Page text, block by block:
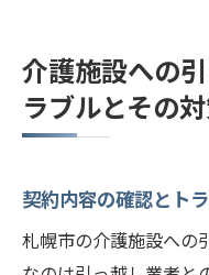
介護施設への
ラブルとその
契約内容の確認とト
札幌市の介護施設への